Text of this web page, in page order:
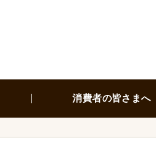
消費者の皆さまへ